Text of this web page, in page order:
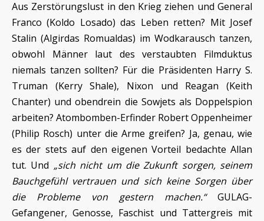
Aus Zerstörungslust in den Krieg ziehen und General
Franco (Koldo Losado) das Leben retten? Mit Josef
Stalin (Algirdas Romualdas) im Wodkarausch tanzen,
obwohl Männer laut des verstaubten Filmduktus
niemals tanzen sollten? Für die Präsidenten Harry S.
Truman (Kerry Shale), Nixon und Reagan (Keith
Chanter) und obendrein die Sowjets als Doppelspion
arbeiten? Atombomben-Erfinder Robert Oppenheimer
(Philip Rosch) unter die Arme greifen? Ja, genau, wie
es der stets auf den eigenen Vorteil bedachte Allan
tut. Und „sich nicht um die Zukunft sorgen, seinem
Bauchgefühl vertrauen und sich keine Sorgen über
die Probleme von gestern machen.“GULAG-
Gefangener, Genosse, Faschist und Tattergreis mit